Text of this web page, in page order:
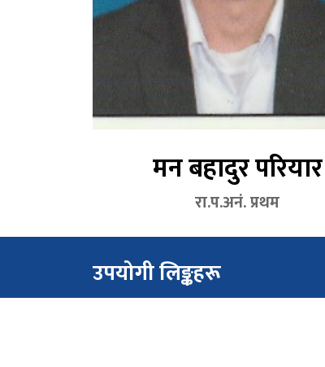
मन बहादुर परियार
रा.प.अनं. प्रथम
उपयोगी लिङ्कहरू